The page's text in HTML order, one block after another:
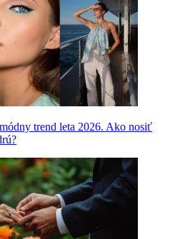
trend leta 2026. Ako nosiť